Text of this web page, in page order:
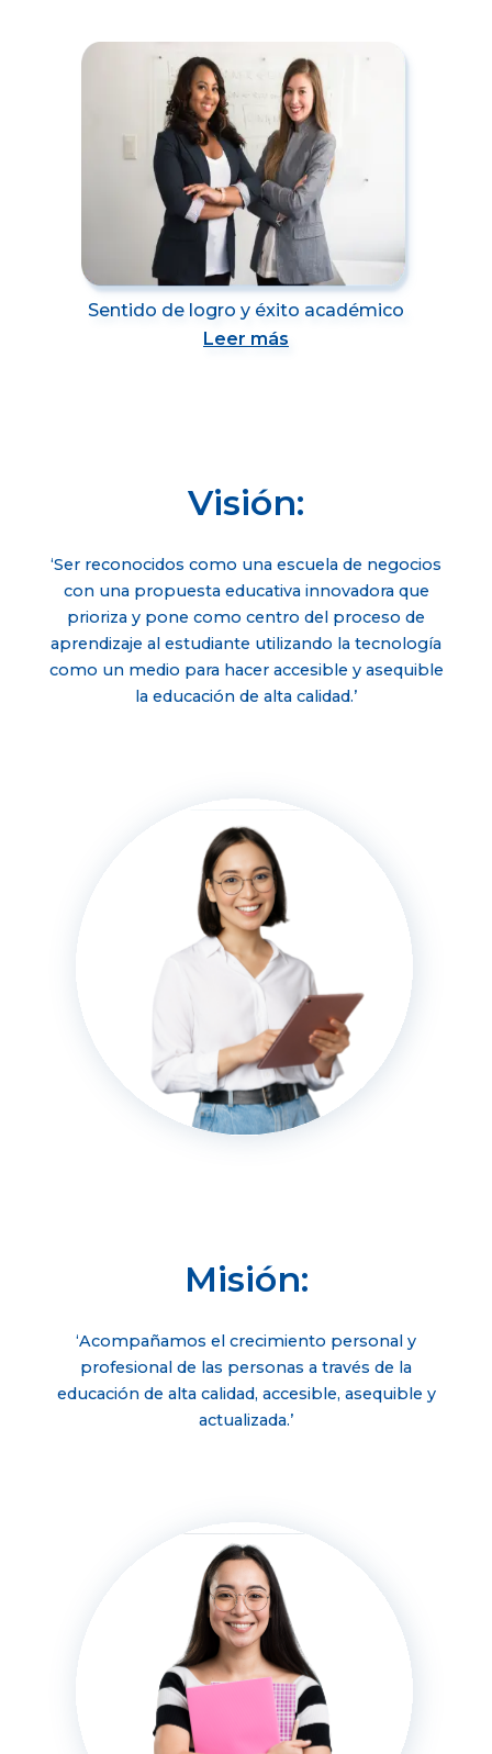
Sentido de logro y éxito académico
Leer más
Visión:
‘Ser reconocidos como una escuela de negocios
con una propuesta educativa innovadora que
prioriza y pone como centro del proceso de
aprendizaje al estudiante utilizando la tecnología
como un medio para hacer accesible y asequible
la educación de alta calidad.’
Misión:
‘Acompañamos el crecimiento personal y
profesional de las personas a través de la
educación de alta calidad, accesible, asequible y
actualizada.’